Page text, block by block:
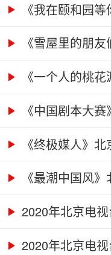
《我在颐和园
《雪屋里的朋
《一个人的桃
《中国剧本大
《终极媒人》
《最潮中国风
2020年北京电
2020年北京电